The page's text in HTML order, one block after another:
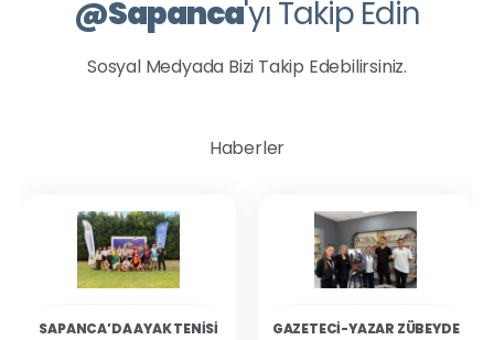
@Sapanca'yı Takip Edin
Sosyal Medyada Bizi Takip Edebilirsiniz.
Haberler
SAPANCA’DA AYAK TENISI
GAZETECI-YAZAR ZÜBEYDE